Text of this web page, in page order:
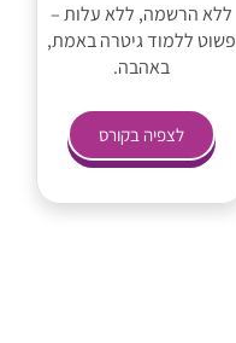
ללא הרשמה, ללא עלות –
פשוט ללמוד גיטרה באמת,
באהבה.
לצפיה בקורס